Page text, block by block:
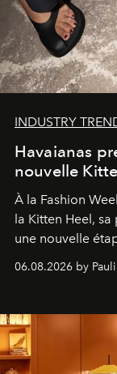
INDUSTRY
Havaianas
nouvelle
À la Fashion
la Kitten Heel,
une nouvelle
06.08.2026 by